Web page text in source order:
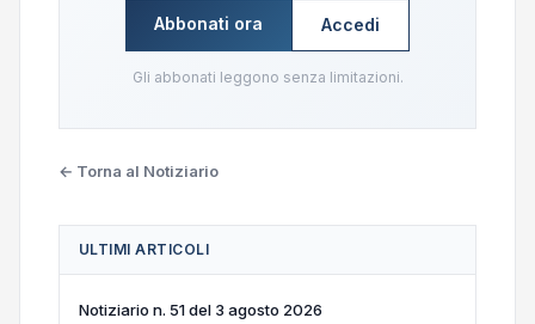
Abbonati ora Accedi
Gli abbonati leggono senza limitazioni.
← Torna al Notiziario
ULTIMI ARTICOLI
Notiziario n. 51 del 3 agosto 2026